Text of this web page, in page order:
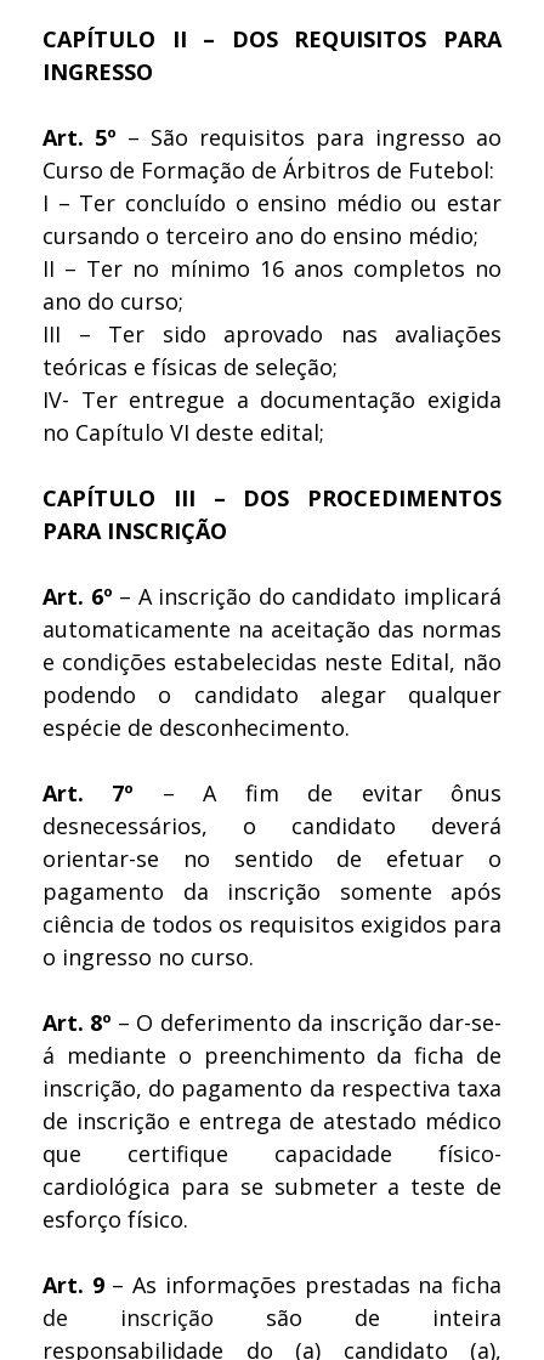
CAPÍTULO II – DOS REQUISITOS PARA
INGRESSO
Art. 5º – São requisitos para ingresso ao
Curso de Formação de Árbitros de Futebol:
I – Ter concluído o ensino médio ou estar
cursando o terceiro ano do ensino médio;
II – Ter no mínimo 16 anos completos no
ano do curso;
III – Ter sido aprovado nas avaliações
teóricas e físicas de seleção;
IV- Ter entregue a documentação exigida
no Capítulo VI deste edital;
CAPÍTULO III – DOS PROCEDIMENTOS
PARA INSCRIÇÃO
Art. 6º – A inscrição do candidato implicará
automaticamente na aceitação das normas
e condições estabelecidas neste Edital, não
podendo o candidato alegar qualquer
espécie de desconhecimento.
Art. 7º – A fim de evitar ônus
desnecessários, o candidato deverá
orientar-se no sentido de efetuar o
pagamento da inscrição somente após
ciência de todos os requisitos exigidos para
o ingresso no curso.
Art. 8º – O deferimento da inscrição dar-se-
á mediante o preenchimento da ficha de
inscrição, do pagamento da respectiva taxa
de inscrição e entrega de atestado médico
que certifique capacidade físico-
cardiológica para se submeter a teste de
esforço físico.
Art. 9– As informações prestadas naficha
de inscrição são de inteira
responsabilidade do (a) candidato (a),